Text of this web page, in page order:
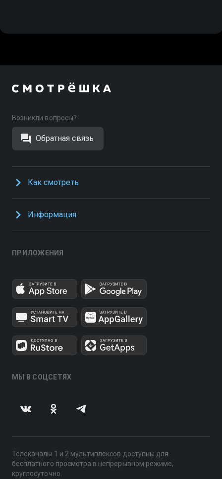
Возникли вопросы?
Обратная связь
Как смотреть
Информация
ПРИЛОЖЕНИЯ
МЫ В СОЦСЕТЯХ
Телеканалы 1 и 2 мультиплексов доступны для
бесплатного просмотра в непрерывном режиме,
круглосуточно.